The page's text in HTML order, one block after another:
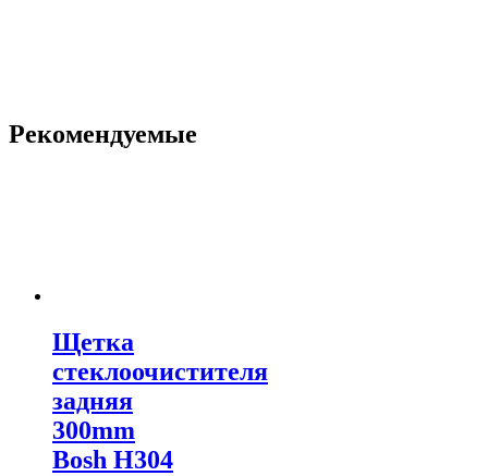
Рекомендуемые
Щетка
стеклоочистителя
задняя
300mm
Bosh H304